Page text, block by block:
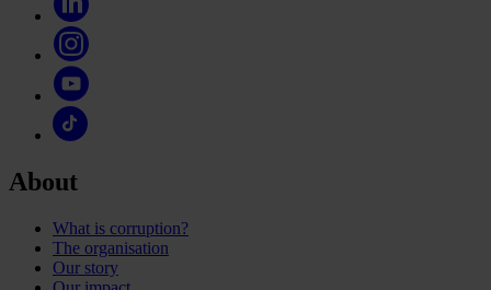
About
What is corruption?
The organisation
Our story